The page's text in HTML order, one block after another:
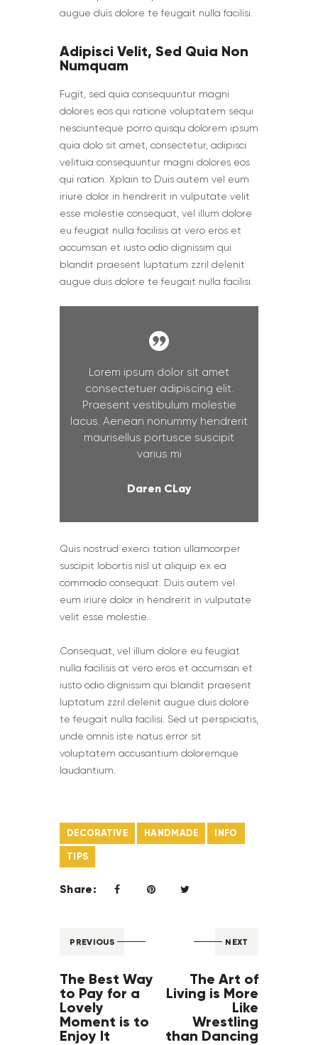
augue duis dolore te feugait nulla facilisi.
Adipisci Velit, Sed Quia Non
Numquam
Fugit, sed quia consequuntur magni
dolores eos qui ratione voluptatem sequi
nesciunteque porro quisqu dolorem ipsum
quia dolo sit amet, consectetur, adipisci
velituia consequuntur magni dolores eos
qui ration. Xplain to Duis autem vel eum
iriure dolor in hendrerit in vulputate velit
esse molestie consequat, vel illum dolore
eu feugiat nulla facilisis at vero eros et
accumsan et iusto odio dignissim qui
blandit praesent luptatum zzril delenit
augue duis dolore te feugait nulla facilisi.
Lorem ipsum dolor sit amet
consectetuer adipiscing elit.
Praesent vestibulum molestie
lacus. Aenean nonummy hendrerit
maurisellus portusce suscipit
varius mi
Daren CLay
Quis nostrud exerci tation ullamcorper
suscipit lobortis nisl ut aliquip ex ea
commodo consequat. Duis autem vel
eum iriure dolor in hendrerit in vulputate
velit esse molestie..
Сonsequat, vel illum dolore eu feugiat
nulla facilisis at vero eros et accumsan et
iusto odio dignissim qui blandit praesent
luptatum zzril delenit augue duis dolore
te feugait nulla facilisi. Sed ut perspiciatis,
unde omnis iste natus error sit
voluptatem accusantium doloremque
laudantium.
DECORATIVE HANDMADE
INFO
TIPS
Share:
PREVIOUS
The Best Way
to Pay for a
Lovely
Moment is to
Enjoy It
NEXT
The Art of
Living is More
Like
Wrestling
than Dancing